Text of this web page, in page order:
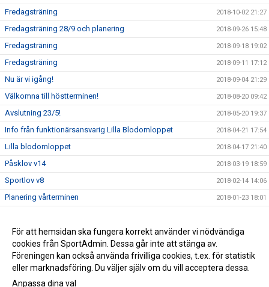
Fredagsträning 2018-10-02 21:27
Fredagsträning 28/9 och planering 2018-09-26 15:48
Fredagsträning 2018-09-18 19:02
Fredagsträning 2018-09-11 17:12
Nu är vi igång! 2018-09-04 21:29
Välkomna till höstterminen! 2018-08-20 09:42
Avslutning 23/5! 2018-05-20 19:37
Info från funktionärsansvarig Lilla Blodomloppet 2018-04-21 17:54
Lilla blodomloppet 2018-04-17 21:40
Påsklov v14 2018-03-19 18:59
Sportlov v8 2018-02-14 14:06
Planering vårterminen 2018-01-23 18:01
13/12 terminsavslutning 2017-12-01 08:07
Information Muskelcentrum Indoor Games 2017-11-29 21:07
För att hemsidan ska fungera korrekt använder vi nödvändiga
cookies från SportAdmin. Dessa går inte att stänga av.
Föreningen kan också använda frivilliga cookies, t.ex. för statistik
eller marknadsföring. Du väljer själv om du vill acceptera dessa.
Anpassa dina val